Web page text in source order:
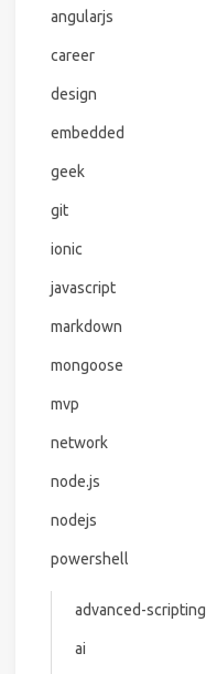
angularjs
career
design
embedded
geek
git
ionic
javascript
markdown
mongoose
mvp
network
node.js
nodejs
powershell
advanced-scripting
ai